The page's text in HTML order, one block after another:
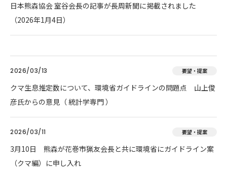
日本熊森協会 室谷会長の記事が長周新聞に掲載されました
（2026年1月4日）
2026/03/13 要望・提案
クマ生息推定数について、環境省ガイドラインの問題点 山上俊
彦氏からの意見（ 統計学専門 ）
2026/03/11 要望・提案
3月10日 熊森が花巻市猟友会長と共に環境省にガイドライン案
（クマ編）に申し入れ